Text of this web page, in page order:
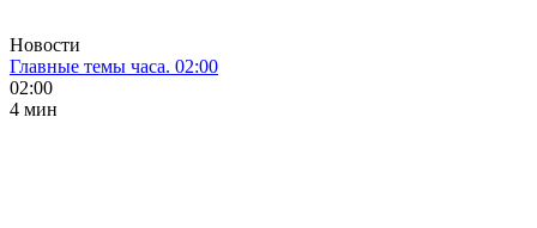
Новости
Главные темы часа. 02:00
02:00
4 мин